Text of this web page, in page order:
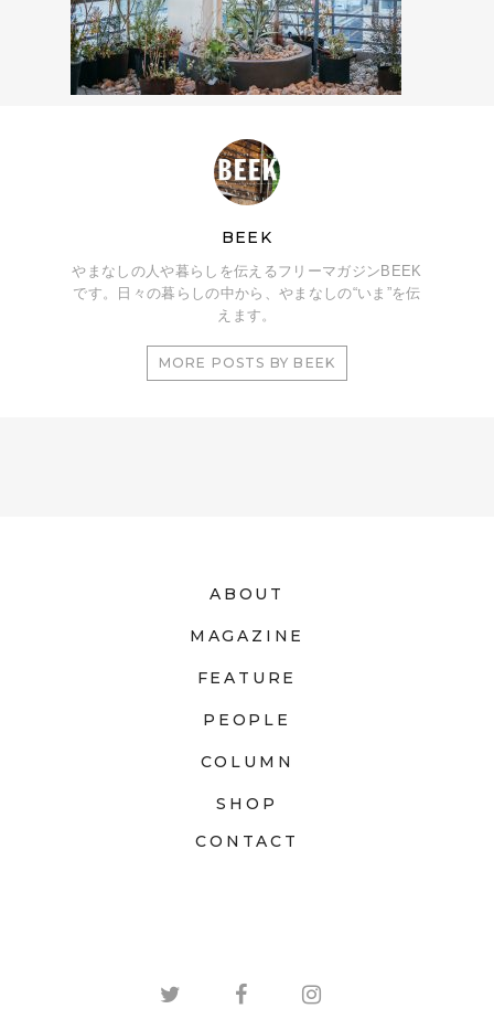
BEEK
やまなしの人や暮らしを伝えるフリーマガジンBEEK
です。日々の暮らしの中から、やまなしの“いま”を伝
えます。
MORE POSTS BY BEEK
ABOUT
MAGAZINE
FEATURE
PEOPLE
COLUMN
SHOP
CONTACT